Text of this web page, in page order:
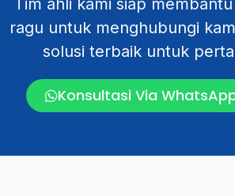
Tim ahli kami siap
ragu untuk menghubungi
solusi terbaik untuk
Konsultasi Via